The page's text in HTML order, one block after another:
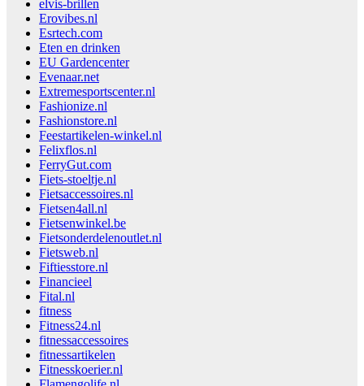
elvis-brillen
Erovibes.nl
Esrtech.com
Eten en drinken
EU Gardencenter
Evenaar.net
Extremesportscenter.nl
Fashionize.nl
Fashionstore.nl
Feestartikelen-winkel.nl
Felixflos.nl
FerryGut.com
Fiets-stoeltje.nl
Fietsaccessoires.nl
Fietsen4all.nl
Fietsenwinkel.be
Fietsonderdelenoutlet.nl
Fietsweb.nl
Fiftiesstore.nl
Financieel
Fital.nl
fitness
Fitness24.nl
fitnessaccessoires
fitnessartikelen
Fitnesskoerier.nl